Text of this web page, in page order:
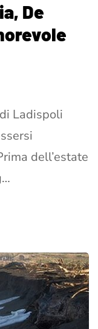
De
Ladispoli
dell’estate